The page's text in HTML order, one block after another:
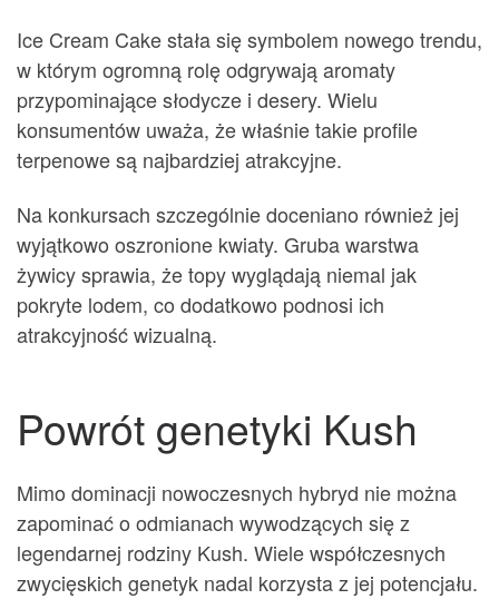
Ice Cream Cake stała się symbolem nowego trendu,
w którym ogromną rolę odgrywają aromaty
przypominające słodycze i desery. Wielu
konsumentów uważa, że właśnie takie profile
terpenowe są najbardziej atrakcyjne.
Na konkursach szczególnie doceniano również jej
wyjątkowo oszronione kwiaty. Gruba warstwa
żywicy sprawia, że topy wyglądają niemal jak
pokryte lodem, co dodatkowo podnosi ich
atrakcyjność wizualną.
Powrót genetyki Kush
Mimo dominacji nowoczesnych hybryd nie można
zapominać o odmianach wywodzących się z
legendarnej rodziny Kush. Wiele współczesnych
zwycięskich genetyk nadal korzysta z jej potencjału.